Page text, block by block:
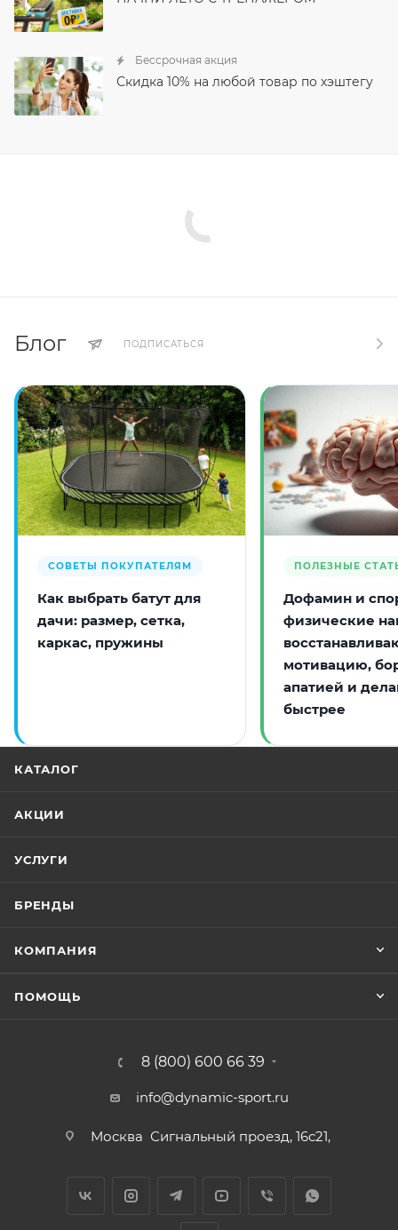
Бессрочная акция
Скидка 10% на любой товар по хэштегу
Блог ПОДПИСАТЬСЯ
СОВЕТЫ ПОКУПАТЕЛЯМ
Как выбрать батут для
дачи: размер, сетка,
каркас, пружины
ПОЛЕЗНЫЕ
Дофамин и
физические
мотивацию,
апатией и
быстрее
КАТАЛОГ
АКЦИИ
УСЛУГИ
БРЕНДЫ
КОМПАНИЯ
ПОМОЩЬ
8 (800) 600 66 39
info@dynamic-sport.ru
Москва Сигнальный проезд, 16с21,